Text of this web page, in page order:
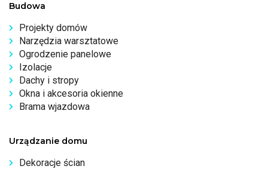
Budowa
Projekty domów
Narzędzia warsztatowe
Ogrodzenie panelowe
Izolacje
Dachy i stropy
Okna i akcesoria okienne
Brama wjazdowa
Urządzanie domu
Dekoracje ścian